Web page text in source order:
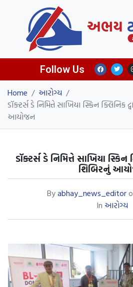
Follow Us
Home / આરોગ્ય /
ડૉક્ટર્સ ડે નિમિત્તે સાખિયા સ્કિન ક્લિનિક
આયોજન
ડૉક્ટર્સ ડે નિમિત્તે સાખિયા સ્કિન
શિબિરનું
Byabhay_news_editor
In આરોગ્ય